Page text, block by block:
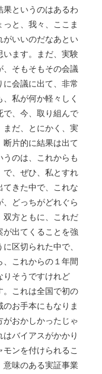
果というのはあるわ
と、我々、ここま
がいいのだなあとい
います。まだ、実験
、そもそもその会議
に会議に出て、非常
私が何か軽々しく
で、今、取り組んで
まだ、とにかく、実
片的に結果は出て
うのは、これからも
で、ぜひ、私とすれ
てきた中で、これな
、どっちがどれぐら
双方ともに、これだ
が出てくることを強
区切られた中で、
これからの１年間
りそうですけれど
。これは全国で初の
お手本にもなりま
おかしかったじゃ
バイアスがかかり
ンを付けられるこ
意味のある実証事業